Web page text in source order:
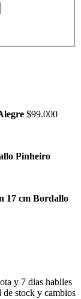
$99.000
Pinheiro
17 cm Bordallo
y 7 dias habiles
de stock y cambios